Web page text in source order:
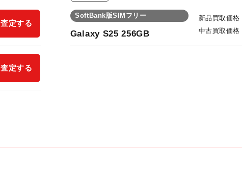
査定する
査定する
SoftBank版SIMフリー
Galaxy S25 256GB
新品買取価格
中古買取価格